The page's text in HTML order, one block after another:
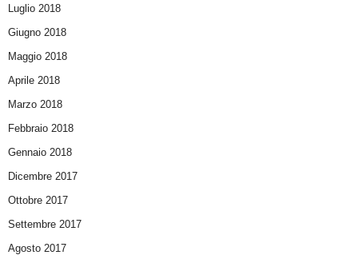
Luglio 2018
Giugno 2018
Maggio 2018
Aprile 2018
Marzo 2018
Febbraio 2018
Gennaio 2018
Dicembre 2017
Ottobre 2017
Settembre 2017
Agosto 2017